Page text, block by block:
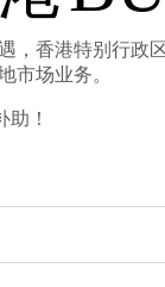
，香港特别行政
市场业务。
助！​